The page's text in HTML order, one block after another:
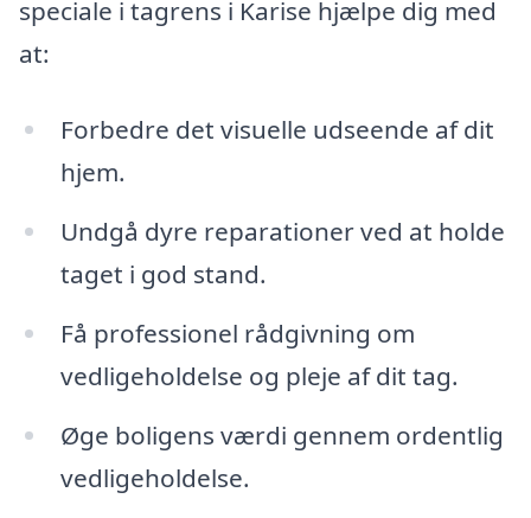
speciale i tagrens i Karise hjælpe dig med
at:
Forbedre det visuelle udseende af dit
hjem.
Undgå dyre reparationer ved at holde
taget i god stand.
Få professionel rådgivning om
vedligeholdelse og pleje af dit tag.
Øge boligens værdi gennem ordentlig
vedligeholdelse.